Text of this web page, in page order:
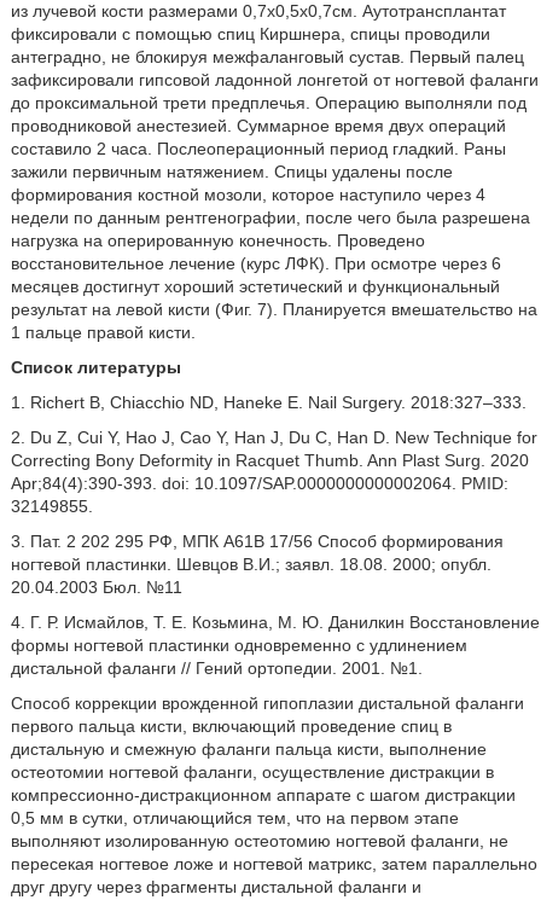
из лучевой кости размерами 0,7х0,5х0,7см. Аутотрансплантат
фиксировали с помощью спиц Киршнера, спицы проводили
антеградно, не блокируя межфаланговый сустав. Первый палец
зафиксировали гипсовой ладонной лонгетой от ногтевой фаланги
до проксимальной трети предплечья. Операцию выполняли под
проводниковой анестезией. Суммарное время двух операций
составило 2 часа. Послеоперационный период гладкий. Раны
зажили первичным натяжением. Спицы удалены после
формирования костной мозоли, которое наступило через 4
недели по данным рентгенографии, после чего была разрешена
нагрузка на оперированную конечность. Проведено
восстановительное лечение (курс ЛФК). При осмотре через 6
месяцев достигнут хороший эстетический и функциональный
результат на левой кисти (Фиг. 7). Планируется вмешательство на
1 пальце правой кисти.
Список литературы
1. Richert B, Chiacchio ND, Haneke E. Nail Surgery. 2018:327–333.
2. Du Z, Cui Y, Hao J, Cao Y, Han J, Du C, Han D. New Technique for
Correcting Bony Deformity in Racquet Thumb. Ann Plast Surg. 2020
Apr;84(4):390-393. doi: 10.1097/SAP.0000000000002064. PMID:
32149855.
3. Пат. 2 202 295 РФ, МПК A61B 17/56 Способ формирования
ногтевой пластинки. Шевцов В.И.; заявл. 18.08. 2000; опубл.
20.04.2003 Бюл. №11
4. Г. Р. Исмайлов, Т. Е. Козьмина, М. Ю. Данилкин Восстановление
формы ногтевой пластинки одновременно с удлинением
дистальной фаланги // Гений ортопедии. 2001. №1.
Способ коррекции врожденной гипоплазии дистальной фаланги
первого пальца кисти, включающий проведение спиц в
дистальную и смежную фаланги пальца кисти, выполнение
остеотомии ногтевой фаланги, осуществление дистракции в
компрессионно-дистракционном аппарате с шагом дистракции
0,5 мм в сутки, отличающийся тем, что на первом этапе
выполняют изолированную остеотомию ногтевой фаланги, не
пересекая ногтевое ложе и ногтевой матрикс, затем параллельно
друг другу через фрагменты дистальной фаланги и